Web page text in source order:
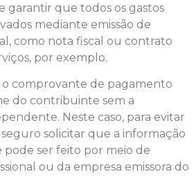
garantir que todos os gastos
mediante emissão de
como nota fiscal ou contrato
por exemplo.
comprovante de pagamento
do contribuinte sem a
Neste caso, para evitar
seguro solicitar que a informação
pode ser feito por meio de
ou da empresa emissora do